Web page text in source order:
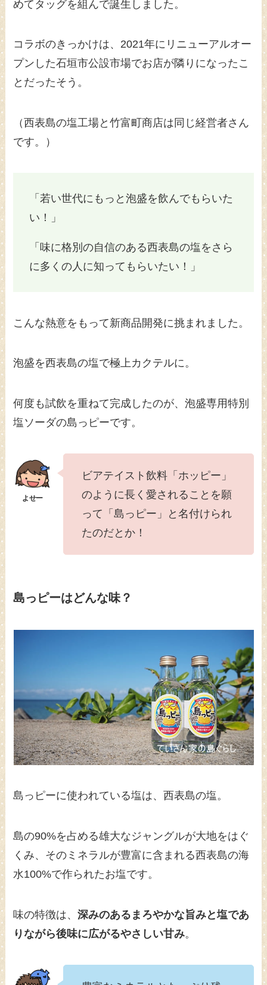
めてタッグを組んで誕生しました。
コラボのきっかけは、2021年にリニューアルオー
プンした石垣市公設市場でお店が隣りになったこ
とだったそう。
（西表島の塩工場と竹富町商店は同じ経営者さん
です。）
「若い世代にもっと泡盛を飲んでもらいた
い！」
「味に格別の自信のある西表島の塩をさら
に多くの人に知ってもらいたい！」
こんな熱意をもって新商品開発に挑まれました。
泡盛を西表島の塩で極上カクテルに。
何度も試飲を重ねて完成したのが、泡盛専用特別
塩ソーダの島っピーです。
ビアテイスト飲料「ホッピー」
のように長く愛されることを願
って「島っピー」と名付けられ
たのだとか！
島っピーはどんな味？
島っピーに使われている塩は、西表島の塩。
島の90%を占める雄大なジャングルが大地をはぐ
くみ、そのミネラルが豊富に含まれる西表島の海
水100%で作られたお塩です。
味の特徴は、深みのあるまろやかな旨みと塩であ
りながら後味に広がるやさしい甘み。